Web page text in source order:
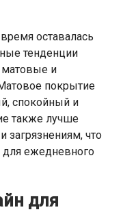
оставалась
тенденции
матовые и
покрытие
спокойный и
также лучше
загрязнениям, что
ежедневного
для